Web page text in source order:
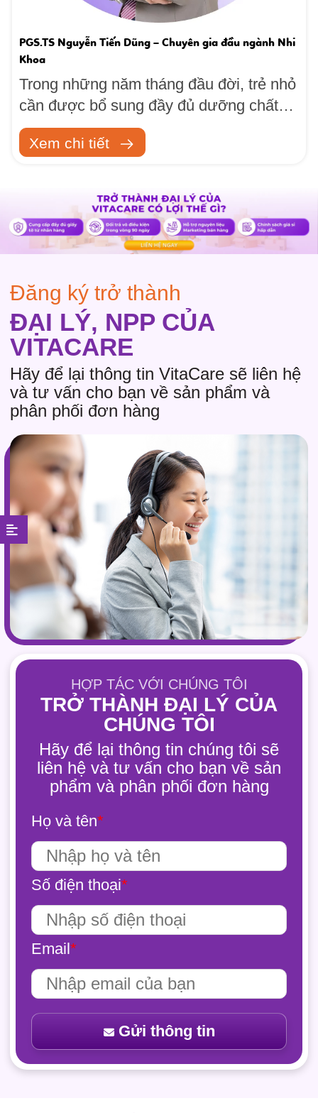
PGS.TS Nguyễn Tiến Dũng – Chuyên gia đầu ngành Nhi
Khoa
Trong những năm tháng đầu đời, trẻ nhỏ
cần được bổ sung đầy đủ dưỡng chất
để phát triển chiều cao, hệ xương – răng
và trí não. Trong đó,...
Xem chi tiết
Đăng ký trở thành
ĐẠI LÝ, NPP CỦA
VITACARE
Hãy để lại thông tin VitaCare sẽ liên hệ
và tư vấn cho bạn về sản phẩm và
phân phối đơn hàng
HỢP TÁC VỚI CHÚNG TÔI
TRỞ THÀNH ĐẠI LÝ CỦA
CHÚNG TÔI
Hãy để lại thông tin chúng tôi sẽ
liên hệ và tư vấn cho bạn về sản
phẩm và phân phối đơn hàng
Họ và tên*
Số điện thoại*
Email *
Gửi thông tin